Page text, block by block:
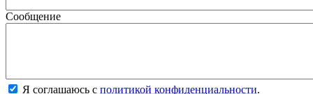
Сообщение
Я соглашаюсь с политикой конфиденциальности.